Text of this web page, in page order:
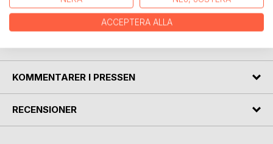
interesting views.
KOMMENTARER I PRESSEN
RECENSIONER
ACCEPTERA ALLA